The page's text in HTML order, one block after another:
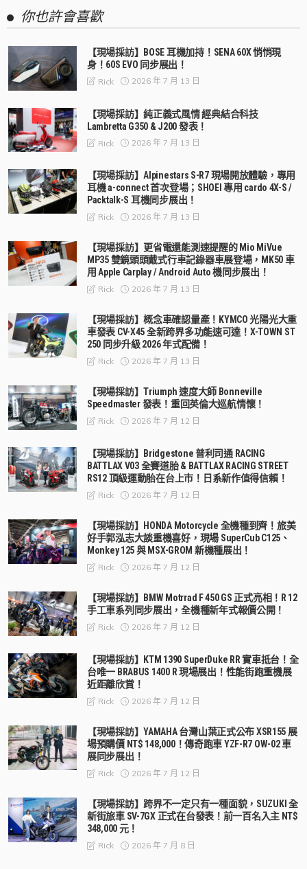
你也許會喜歡
【現場採訪】BOSE 耳機加持！SENA 60X 悄悄現
身！60S EVO 同步展出！
Rick 2026 年 7 月 13 日
【現場採訪】純正義式風情 經典結合科技
Lambretta G350 & J200 發表！
Rick 2026 年 7 月 13 日
【現場採訪】Alpinestars S-R7 現場開放體驗，專用
耳機 a-connect 首次登場；SHOEI 專用 cardo 4X-S /
Packtalk-S 耳機同步展出！
Rick 2026 年 7 月 13 日
【現場採訪】更省電還能測速提醒的 Mio MiVue
MP35 雙鏡頭頭戴式行車記錄器車展登場，MK50 車
用 Apple Carplay / Android Auto 機同步展出！
Rick 2026 年 7 月 13 日
【現場採訪】概念車確認量產！KYMCO 光陽光大重
車發表 CV-X45 全新跨界多功能速可達！X-TOWN ST
250 同步升級 2026 年式配備！
Rick 2026 年 7 月 13 日
【現場採訪】Triumph 速度大師 Bonneville
Speedmaster 發表！重回英倫大巡航情懷！
Rick 2026 年 7 月 12 日
【現場採訪】Bridgestone 普利司通 RACING
BATTLAX V03 全賽道胎 & BATTLAX RACING STREET
RS12 頂級運動胎在台上市！日系新作值得信賴！
Rick 2026 年 7 月 12 日
【現場採訪】HONDA Motorcycle 全機種到齊！旅美
好手郭泓志大談重機喜好，現場 SuperCub C125、
Monkey 125 與 MSX-GROM 新機種展出！
Rick 2026 年 7 月 12 日
【現場採訪】BMW Motrrad F 450 GS 正式亮相！R 12
手工車系列同步展出，全機種新年式報價公開！
Rick 2026 年 7 月 12 日
【現場採訪】KTM 1390 SuperDuke RR 實車抵台！全
台唯一 BRABUS 1400 R 現場展出！性能街跑重機展
近距離欣賞！
Rick 2026 年 7 月 12 日
【現場採訪】YAMAHA 台灣山葉正式公布 XSR155 展
場預購價 NT$ 148,000！傳奇跑車 YZF-R7 OW-02 車
展同步展出！
Rick 2026 年 7 月 12 日
【現場採訪】跨界不一定只有一種面貌，SUZUKI 全
新街旅車 SV-7GX 正式在台發表！前一百名入主 NT$
348,000 元！
Rick 2026 年 7 月 8 日